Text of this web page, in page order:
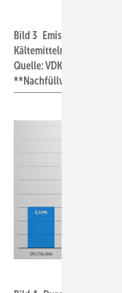
Bild 3 Emissionsraten
Kältemitteln befüllt,
Quelle: VDKF;
**Nachfüllverbot ab 01.